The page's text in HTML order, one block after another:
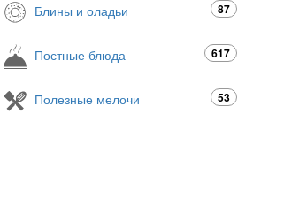
Блины и оладьи 87
Постные блюда 617
Полезные мелочи 53